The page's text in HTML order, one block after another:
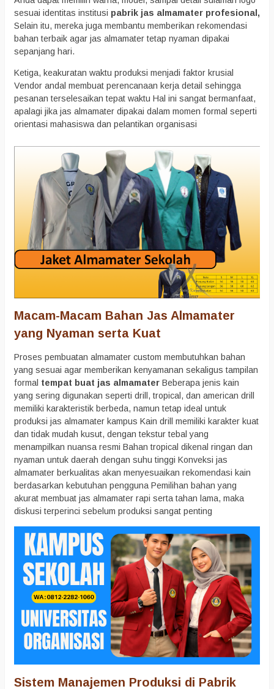
sesuai identitas institusi pabrik jas almamater profesional,
Selain itu, mereka juga membantu memberikan rekomendasi
bahan terbaik agar jas almamater tetap nyaman dipakai
sepanjang hari.
Ketiga, keakuratan waktu produksi menjadi faktor krusial
Vendor andal membuat perencanaan kerja detail sehingga
pesanan terselesaikan tepat waktu Hal ini sangat bermanfaat,
apalagi jika jas almamater dipakai dalam momen formal seperti
orientasi mahasiswa dan pelantikan organisasi
Macam-Macam Bahan Jas Almamater
yang Nyaman serta Kuat
Proses pembuatan almamater custom membutuhkan bahan
yang sesuai agar memberikan kenyamanan sekaligus tampilan
formal tempat buat jas almamater Beberapa jenis kain
yang sering digunakan seperti drill, tropical, dan american drill
memiliki karakteristik berbeda, namun tetap ideal untuk
produksi jas almamater kampus Kain drill memiliki karakter kuat
dan tidak mudah kusut, dengan tekstur tebal yang
menampilkan nuansa resmi Bahan tropical dikenal ringan dan
nyaman untuk daerah dengan suhu tinggi Konveksi jas
almamater berkualitas akan menyesuaikan rekomendasi kain
berdasarkan kebutuhan pengguna Pemilihan bahan yang
akurat membuat jas almamater rapi serta tahan lama, maka
diskusi terperinci sebelum produksi sangat penting
Sistem Manajemen Produksi di Pabrik